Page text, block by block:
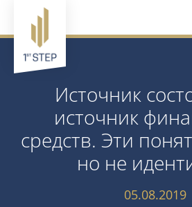
Источник
источник
средств. Эти
но не
05.08.2019